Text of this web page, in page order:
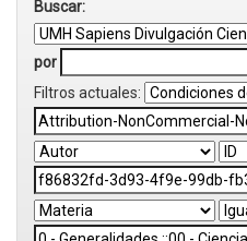
Buscar:
por
Filtros actuales: